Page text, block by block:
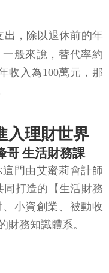
出，除以退休前的年
般來說，替代率約
收入為100萬元，那
入理財世界
哥 生活財務課
門由艾蜜莉會計師
同打造的【生活財務
小資創業、被動收
財務知識體系。